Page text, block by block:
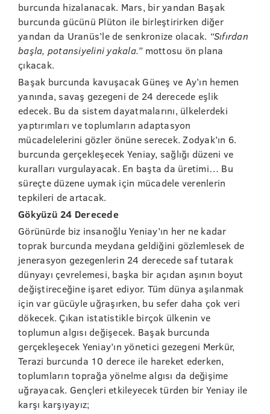
burcunda hizalanacak. Mars, bir yandan Başak
burcunda gücünü Plüton ile birleştirirken diğer
yandan da Uranüs’le de senkronize olacak. “Sıfırdan
başla, potansiyelini yakala.” mottosu ön plana
çıkacak.
Başak burcunda kavuşacak Güneş ve Ay’ın hemen
yanında, savaş gezegeni de 24 derecede eşlik
edecek. Bu da sistem dayatmalarını, ülkelerdeki
yaptırımları ve toplumların adaptasyon
mücadelelerini gözler önüne serecek. Zodyak’ın 6.
burcunda gerçekleşecek Yeniay, sağlığı düzeni ve
kuralları vurgulayacak. En başta da üretimi… Bu
süreçte düzene uymak için mücadele verenlerin
tepkileri de artacak.
Gökyüzü 24 Derecede
Görünürde biz insanoğlu Yeniay’ın her ne kadar
toprak burcunda meydana geldiğini gözlemlesek de
jenerasyon gezegenlerin 24 derecede saf tutarak
dünyayı çevrelemesi, başka bir açıdan aşının boyut
değiştireceğine işaret ediyor. Tüm dünya aşılanmak
için var gücüyle uğraşırken, bu sefer daha çok veri
dökecek. Çıkan istatistikle birçok ülkenin ve
toplumun algısı değişecek. Başak burcunda
gerçekleşecek Yeniay’ın yönetici gezegeni Merkür,
Terazi burcunda 10 derece ile hareket ederken,
toplumların toprağa yönelme algısı da değişime
uğrayacak. Gençleri etkileyecek türden bir Yeniay ile
karşı karşıyayız;